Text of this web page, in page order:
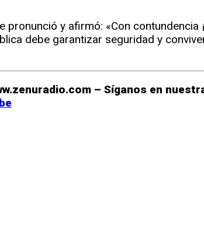
pronunció y afirmó: «Con
debe garantizar seguridad y
– Síganos en